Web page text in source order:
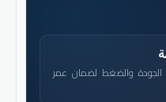
الجودة والضغط لضمان عمر